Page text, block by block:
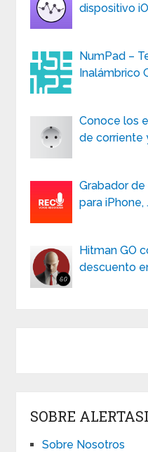
dispositivo
NumPad –
Inalámbrico
Conoce los
de corriente
Grabador
para iPhone,
Hitman GO
descuento
SOBRE
Sobre Nosotros